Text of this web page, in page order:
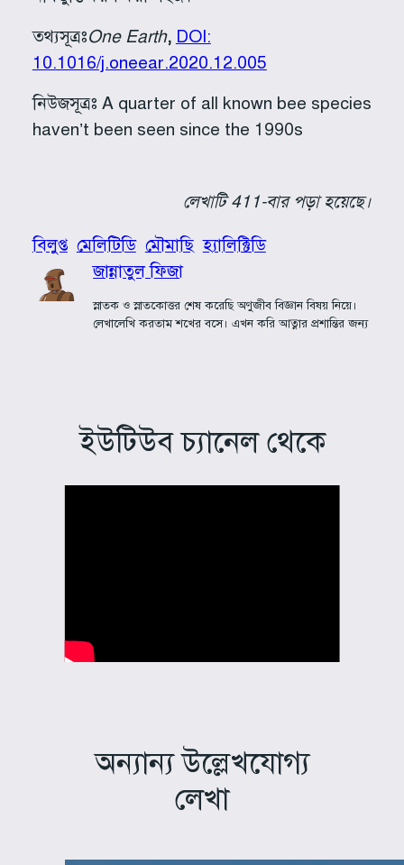
তথ্যসূত্রঃOne Earth, DOI:
10.1016/j.oneear.2020.12.005
নিউজসূত্রঃ A quarter of all known bee species
haven’t been seen since the 1990s
লেখাটি 411-বার পড়া হয়েছে।
বিলুপ্ত মেলিটিডি মৌমাছি হ্যালিক্টিডি
জান্নাতুল ফিজা
স্নাতক ও স্নাতকোত্তর শেষ করেছি অণুজীব বিজ্ঞান বিষয় নিয়ে।
লেখালেখি করতাম শখের বসে। এখন করি আত্নার প্রশান্তির জন্য
ইউটিউব চ্যানেল থেকে
অন্যান্য উল্লেখযোগ্য
লেখা